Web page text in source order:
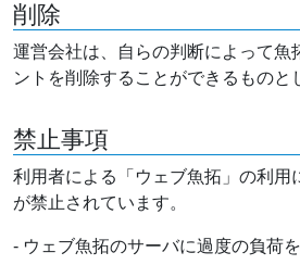
削除
運営会社は、自らの判断によって魚
ントを削除することができるものと
禁止事項
利用者による「ウェブ魚拓」の利用
が禁止されています。
- ウェブ魚拓のサーバに過度の負荷